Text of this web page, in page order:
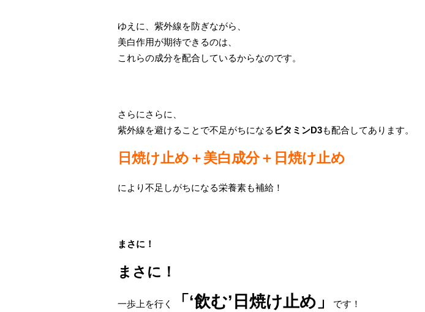
ゆえに、紫外線を防ぎながら、
美白作用が期待できるのは、
これらの成分を配合しているからなのです。
さらにさらに、
紫外線を避けることで不足がちになる ビタミンD3も配合してあります。
日焼け止め＋美白成分＋日焼け止め
により不足しがちになる栄養素も補給！
まさに！
まさに！
一歩上を行く 「‘飲む’日焼け止め」 です！